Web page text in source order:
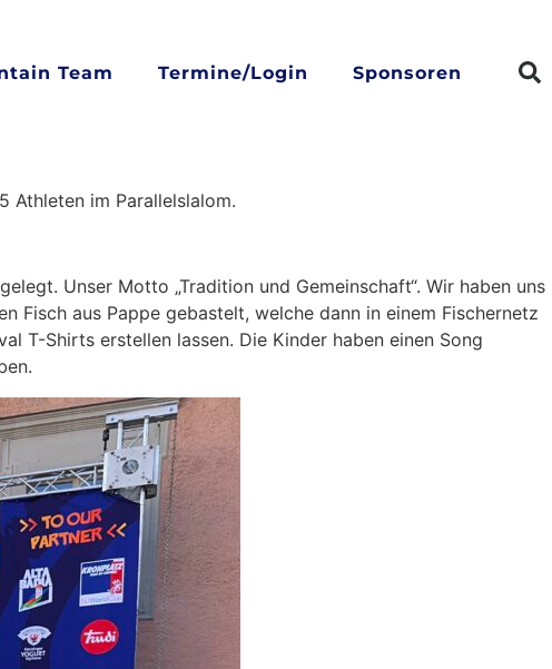
Team Termine/Login Sponsoren
Athleten im Parallelslalom.
Unser Motto „Tradition und Gemeinschaft“. Wir haben uns
Fisch aus Pappe gebastelt, welche dann in einem Fischernetz
T-Shirts erstellen lassen. Die Kinder haben einen Song